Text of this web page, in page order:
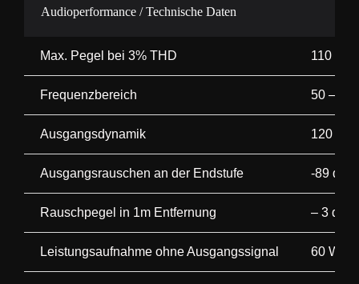
Audioperformance / Technische Daten
Max. Pegel bei 3% THD 110 dB
Frequenzbereich 50 – 20
Ausgangsdynamik 120 dB
Ausgangsrauschen an der Endstufe -89 dBu
Rauschpegel in 1m Entfernung – 3
Leistungsaufnahme ohne Ausgangssignal 60 W